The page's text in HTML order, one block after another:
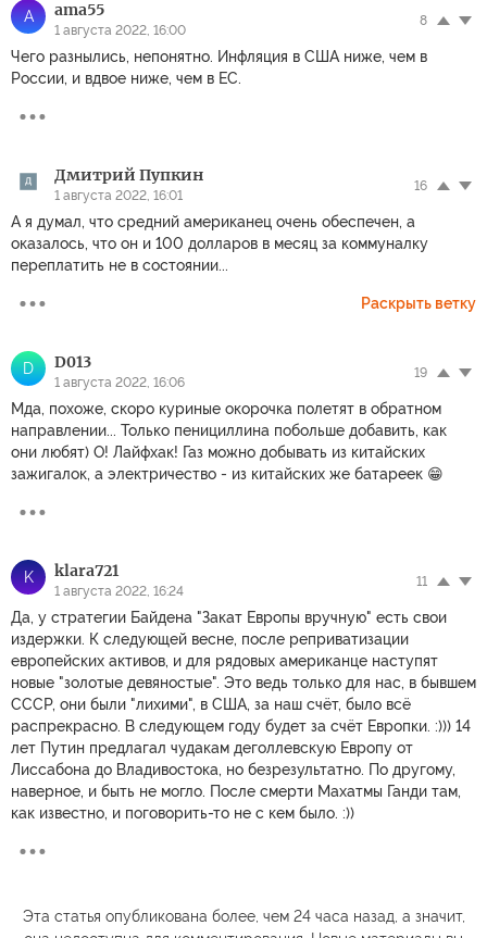
A ama55
1 августа 2022, 16:00
8
Чего разнылись, непонятно. Инфляция в США ниже, чем в
России, и вдвое ниже, чем в ЕС.
Дмитрий Пупкин
1 августа 2022, 16:01
16
А я думал, что средний американец очень обеспечен, а
оказалось, что он и 100 долларов в месяц за коммуналку
переплатить не в состоянии...
Раскрыть ветку
D D013
1 августа 2022, 16:06
19
Мда, похоже, скоро куриные окорочка полетят в обратном
направлении... Только пенициллина побольше добавить, как
они любят) О! Лайфхак! Газ можно добывать из китайских
зажигалок, а электричество - из китайских же батареек 😁
K klara721
1 августа 2022, 16:24
11
Да, у стратегии Байдена "Закат Европы вручную" есть свои
издержки. К следующей весне, после реприватизации
европейских активов, и для рядовых американце наступят
новые "золотые девяностые". Это ведь только для нас, в бывшем
СССР, они были "лихими", в США, за наш счёт, было всё
распрекрасно. В следующем году будет за счёт Европки. :))) 14
лет Путин предлагал чудакам деголлевскую Европу от
Лиссабона до Владивостока, но безрезультатно. По другому,
наверное, и быть не могло. После смерти Махатмы Ганди там,
как известно, и поговорить-то не с кем было. :))
Эта статья опубликована более, чем 24 часа назад, а значит,